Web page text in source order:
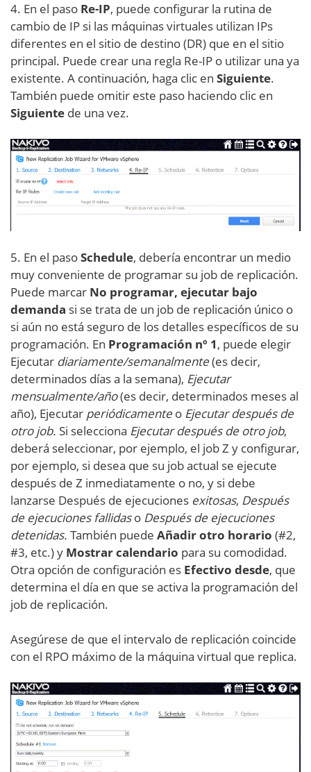
4. En el paso Re-IP, puede configurar la rutina de
cambio de IP si las máquinas virtuales utilizan IPs
diferentes en el sitio de destino (DR) que en el sitio
principal. Puede crear una regla Re-IP o utilizar una ya
existente. A continuación, haga clic en Siguiente.
También puede omitir este paso haciendo clic en
Siguiente de una vez.
5. En el pasoSchedule, debería encontrar un medio
muy conveniente de programar su job de replicación.
Puede marcar No programar, ejecutar bajo
demanda si se trata de un job de replicación único o
si aún no está seguro de los detalles específicos de su
programación. En Programación nº 1, puede elegir
Ejecutar diariamente/semanalmente(es decir,
determinados días a la semana), Ejecutar
mensualmente/año(es decir, determinados meses al
año), Ejecutar periódicamente o Ejecutar después de
otro job. Si selecciona Ejecutar después de otro job,
deberá seleccionar, por ejemplo, el job Z y configurar,
por ejemplo, si desea que su job actual se ejecute
después de Z inmediatamente o no, y si debe
lanzarse Después de ejecuciones exitosas, Después
de ejecuciones fallidaso Después de ejecuciones
detenidas. También puede Añadir otro horario (#2,
#3, etc.) y Mostrar calendario para su comodidad.
Otra opción de configuración es Efectivo desde, que
determina el día en que se activa la programación del
job de replicación.
Asegúrese de que el intervalo de replicación coincide
con el RPO máximo de la máquina virtual que replica.